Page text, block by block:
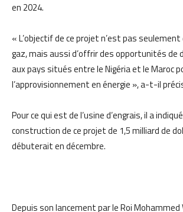
en 2024.
« L’objectif de ce projet n’est pas
gaz, mais aussi d’offrir des opportunités de
aux pays situés entre le Nigéria et le Maroc
l’approvisionnement en énergie », a-t-il
Pour ce qui est de l’usine d’engrais, il a
construction de ce projet de 1,5 milliard de
débuterait en décembre.
Depuis son lancement par le Roi Mohammed